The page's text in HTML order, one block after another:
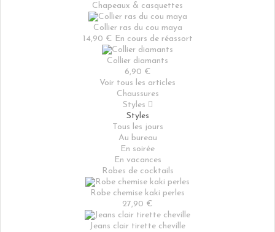
Chapeaux & casquettes
Collier ras du cou maya
14,90 € En cours de réassort
Collier diamants
6,90 €
Voir tous les articles
Chaussures
Styles 
Styles
Tous les jours
Au bureau
En soirée
En vacances
Robes de cocktails
Robe chemise kaki perles
27,90 €
Jeans clair tirette cheville